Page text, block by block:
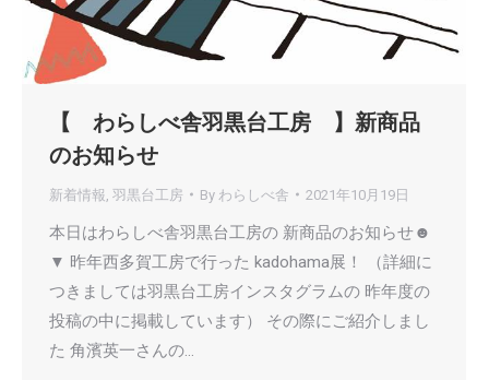
【 わらしべ舎羽黒台工房 】新商品
のお知らせ
新着情報 羽黒台工房 By わらしべ舎 2021年10月19日
本日はわらしべ舎羽黒台工房の 新商品のお知らせ☻
▼ 昨年西多賀工房で行った kadohama展！ （詳細に
つきましては羽黒台工房インスタグラムの 昨年度の
投稿の中に掲載しています） その際にご紹介しまし
た 角濱英一さんの…